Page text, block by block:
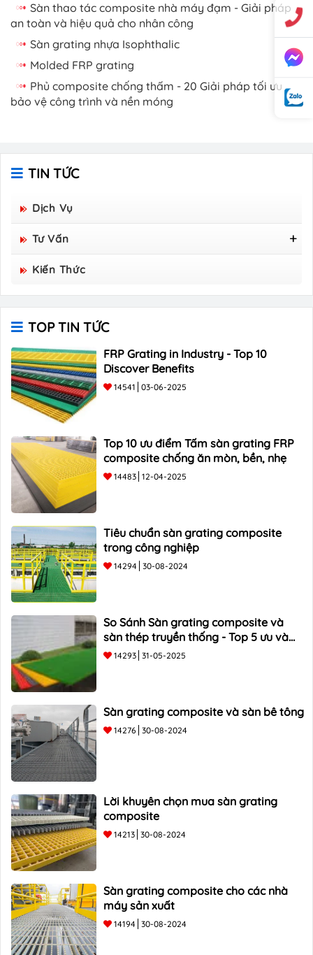
Sàn thao tác composite nhà máy đạm - Giải pháp
an toàn và hiệu quả cho nhân công
Sàn grating nhựa Isophthalic
Molded FRP grating
Phủ composite chống thấm - 20 Giải pháp tối ưu
bảo vệ công trình và nền móng
TIN TỨC
Dịch Vụ
Tư Vấn
Tấm Sàn Grating Composite FRP - Hòa Bình
Group Sản Xuất
Kiến Thức
TOP TIN TỨC
FRP Grating in Industry - Top 10
Discover Benefits
14541 03-06-2025
Top 10 ưu điểm Tấm sàn grating FRP
composite chống ăn mòn, bền, nhẹ
14483 12-04-2025
Tiêu chuẩn sàn grating composite
trong công nghiệp
14294 30-08-2024
So Sánh Sàn grating composite và
sàn thép truyền thống - Top 5 ưu và
nhược điểm
14293 31-05-2025
Sàn grating composite và sàn bê tông
14276 30-08-2024
Lời khuyên chọn mua sàn grating
composite
14213 30-08-2024
Sàn grating composite cho các nhà
máy sản xuất
14194 30-08-2024